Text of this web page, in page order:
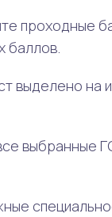
проходные
баллов.
выделено на
выбранные